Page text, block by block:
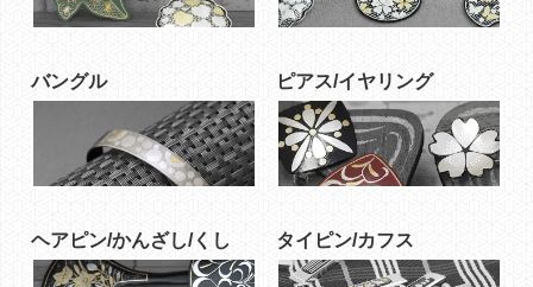
バングル ピアス/イヤリング
ヘアピン/かんざし/くし タイピン/カフス